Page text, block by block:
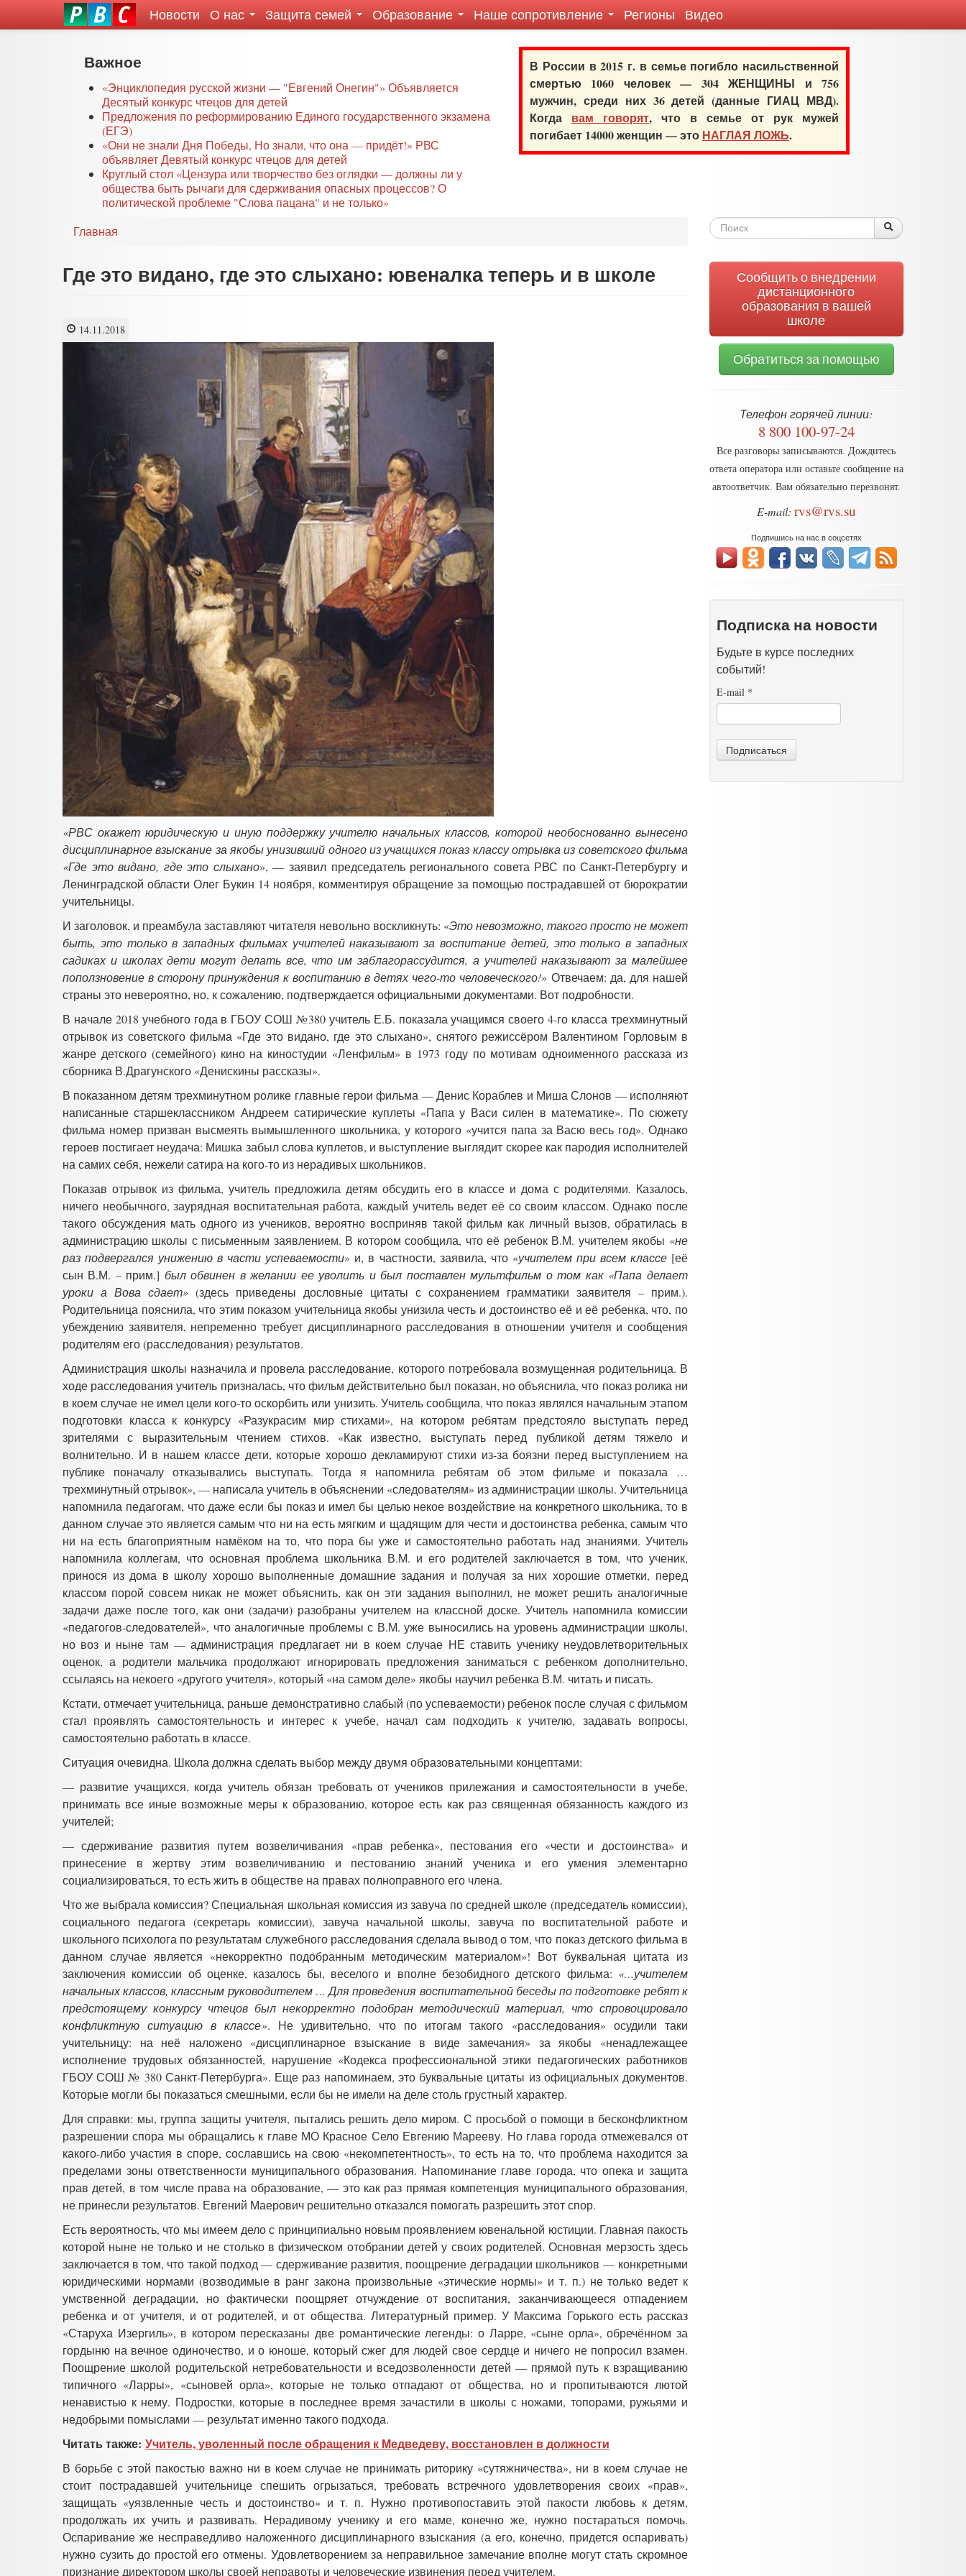
Новости О нас Защита семей Образование Наше сопротивление Регионы Видео
Важное
«Энциклопедия русской жизни — "Евгений Онегин"» Объявляется
Десятый конкурс чтецов для детей
Предложения по реформированию Единого государственного экзамена
(ЕГЭ)
«Они не знали Дня Победы, Но знали, что она — придёт!» РВС
объявляет Девятый конкурс чтецов для детей
Круглый стол «Цензура или творчество без оглядки — должны ли у
общества быть рычаги для сдерживания опасных процессов? О
политической проблеме "Слова пацана" и не только»
В России в 2015 г. в семье погибло насильственной
смертью 1060 человек — 304 ЖЕНЩИНЫ и 756
мужчин, среди них 36 детей (данные ГИАЦ МВД).
Когда вам говорят, что в семье от рук мужей
погибает 14000 женщин — это НАГЛАЯ ЛОЖЬ.
Главная
Где это видано, где это слыхано: ювеналка теперь и в школе
14.11.2018
«РВС окажет юридическую и иную поддержку учителю начальных классов, которой необоснованно вынесено
дисциплинарное взыскание за якобы унизивший одного из учащихся показ классу отрывка из советского фильма
«Где это видано, где это слыхано»,— заявил председатель регионального совета РВС по Санкт-Петербургу и
Ленинградской области Олег Букин 14 ноября, комментируя обращение за помощью пострадавшей от бюрократии
учительницы.
И заголовок, и преамбула заставляют читателя невольно воскликнуть: «Это невозможно, такого просто не может
быть, это только в западных фильмах учителей наказывают за воспитание детей, это только в западных
садиках и школах дети могут делать все, что им заблагорассудится, а учителей наказывают за малейшее
поползновение в сторону принуждения к воспитанию в детях чего-то человеческого!» Отвечаем: да, для нашей
страны это невероятно, но, к сожалению, подтверждается официальными документами. Вот подробности.
В начале 2018 учебного года в ГБОУ СОШ №380 учитель Е.Б. показала учащимся своего 4-го класса трехминутный
отрывок из советского фильма «Где это видано, где это слыхано», снятого режиссёром Валентином Горловым в
жанре детского (семейного) кино на киностудии «Ленфильм» в 1973 году по мотивам одноименного рассказа из
сборника В.Драгунского «Денискины рассказы».
В показанном детям трехминутном ролике главные герои фильма — Денис Кораблев и Миша Слонов — исполняют
написанные старшеклассником Андреем сатирические куплеты «Папа у Васи силен в математике». По сюжету
фильма номер призван высмеять вымышленного школьника, у которого «учится папа за Васю весь год». Однако
героев постигает неудача: Мишка забыл слова куплетов, и выступление выглядит скорее как пародия исполнителей
на самих себя, нежели сатира на кого-то из нерадивых школьников.
Показав отрывок из фильма, учитель предложила детям обсудить его в классе и дома с родителями. Казалось,
ничего необычного, заурядная воспитательная работа, каждый учитель ведет её со своим классом. Однако после
такого обсуждения мать одного из учеников, вероятно восприняв такой фильм как личный вызов, обратилась в
администрацию школы с письменным заявлением. В котором сообщила, что её ребенок В.М. учителем якобы «не
раз подвергался унижению в части успеваемости» и, в частности, заявила, что «учителем при всем классе[её
сын В.М. – прим.] был обвинен в желании ее уволить и был поставлен мультфильм о том как «Папа делает
уроки а Вова сдает» (здесь приведены дословные цитаты с сохранением грамматики заявителя – прим.).
Родительница пояснила, что этим показом учительница якобы унизила честь и достоинство её и её ребенка, что, по
убеждению заявителя, непременно требует дисциплинарного расследования в отношении учителя и сообщения
родителям его (расследования) результатов.
Администрация школы назначила и провела расследование, которого потребовала возмущенная родительница. В
ходе расследования учитель призналась, что фильм действительно был показан, но объяснила, что показ ролика ни
в коем случае не имел цели кого-то оскорбить или унизить. Учитель сообщила, что показ являлся начальным этапом
подготовки класса к конкурсу «Разукрасим мир стихами», на котором ребятам предстояло выступать перед
зрителями с выразительным чтением стихов. «Как известно, выступать перед публикой детям тяжело и
волнительно. И в нашем классе дети, которые хорошо декламируют стихи из-за боязни перед выступлением на
публике поначалу отказывались выступать. Тогда я напомнила ребятам об этом фильме и показала …
трехминутный отрывок», — написала учитель в объяснении «следователям» из администрации школы. Учительница
напомнила педагогам, что даже если бы показ и имел бы целью некое воздействие на конкретного школьника, то в
данном случае это является самым что ни на есть мягким и щадящим для чести и достоинства ребенка, самым что
ни на есть благоприятным намёком на то, что пора бы уже и самостоятельно работать над знаниями. Учитель
напомнила коллегам, что основная проблема школьника В.М. и его родителей заключается в том, что ученик,
принося из дома в школу хорошо выполненные домашние задания и получая за них хорошие отметки, перед
классом порой совсем никак не может объяснить, как он эти задания выполнил, не может решить аналогичные
задачи даже после того, как они (задачи) разобраны учителем на классной доске. Учитель напомнила комиссии
«педагогов-следователей», что аналогичные проблемы с В.М. уже выносились на уровень администрации школы,
но воз и ныне там — администрация предлагает ни в коем случае НЕ ставить ученику неудовлетворительных
оценок, а родители мальчика продолжают игнорировать предложения заниматься с ребенком дополнительно,
ссылаясь на некоего «другого учителя», который «на самом деле» якобы научил ребенка В.М. читать и писать.
Кстати, отмечает учительница, раньше демонстративно слабый (по успеваемости) ребенок после случая с фильмом
стал проявлять самостоятельность и интерес к учебе, начал сам подходить к учителю, задавать вопросы,
самостоятельно работать в классе.
Ситуация очевидна. Школа должна сделать выбор между двумя образовательными концептами:
— развитие учащихся, когда учитель обязан требовать от учеников прилежания и самостоятельности в учебе,
принимать все иные возможные меры к образованию, которое есть как раз священная обязанность каждого из
учителей;
— сдерживание развития путем возвеличивания «прав ребенка», пестования его «чести и достоинства» и
принесение в жертву этим возвеличиванию и пестованию знаний ученика и его умения элементарно
социализироваться, то есть жить в обществе на правах полноправного его члена.
Что же выбрала комиссия? Специальная школьная комиссия из завуча по средней школе (председатель комиссии),
социального педагога (секретарь комиссии), завуча начальной школы, завуча по воспитательной работе и
школьного психолога по результатам служебного расследования сделала вывод о том, что показ детского фильма в
данном случае является «некорректно подобранным методическим материалом»! Вот буквальная цитата из
заключения комиссии об оценке, казалось бы, веселого и вполне безобидного детского фильма: «…учителем
начальных классов, классным руководителем … Для проведения воспитательной беседы по подготовке ребят к
предстоящему конкурсу чтецов был некорректно подобран методический материал, что спровоцировало
конфликтную ситуацию в классе». Не удивительно, что по итогам такого «расследования» осудили таки
учительницу: на неё наложено «дисциплинарное взыскание в виде замечания» за якобы «ненадлежащее
исполнение трудовых обязанностей, нарушение «Кодекса профессиональной этики педагогических работников
ГБОУ СОШ № 380 Санкт-Петербурга». Еще раз напоминаем, это буквальные цитаты из официальных документов.
Которые могли бы показаться смешными, если бы не имели на деле столь грустный характер.
Для справки: мы, группа защиты учителя, пытались решить дело миром. С просьбой о помощи в бесконфликтном
разрешении спора мы обращались к главе МО Красное Село Евгению Марееву. Но глава города отмежевался от
какого-либо участия в споре, сославшись на свою «некомпетентность», то есть на то, что проблема находится за
пределами зоны ответственности муниципального образования. Напоминание главе города, что опека и защита
прав детей, в том числе права на образование,— это как раз прямая компетенция муниципального образования,
не принесли результатов. Евгений Маерович решительно отказался помогать разрешить этот спор.
Есть вероятность, что мы имеем дело с принципиально новым проявлением ювенальной юстиции. Главная пакость
которой ныне не только и не столько в физическом отобрании детей у своих родителей. Основная мерзость здесь
заключается в том, что такой подход —сдерживание развития, поощрение деградации школьников — конкретными
юридическими нормами (возводимые в ранг закона произвольные «этические нормы» и т. п.) не только ведет к
умственной деградации, но фактически поощряет отчуждение от воспитания, заканчивающееся отпадением
ребенка и от учителя, и от родителей, и от общества. Литературный пример. У Максима Горького есть рассказ
«Старуха Изергиль», в котором пересказаны две романтические легенды: о Ларре, «сыне орла», обречённом за
гордыню на вечное одиночество, и о юноше, который сжег для людей свое сердце и ничего не попросил взамен.
Поощрение школой родительской нетребовательности и вседозволенности детей —прямой путь к взращиванию
типичного «Ларры», «сыновей орла», которые не только отпадают от общества, но и пропитываются лютой
ненавистью к нему. Подростки, которые в последнее время зачастили в школы с ножами, топорами, ружьями и
недобрыми помыслами — результат именно такого подхода.
Читать также: Учитель, уволенный после обращения к Медведеву, восстановлен в должности
В борьбе с этой пакостью важно ни в коем случае не принимать риторику «сутяжничества», ни в коем случае не
стоит пострадавшей учительнице спешить огрызаться, требовать встречного удовлетворения своих «прав»,
защищать «уязвленные честь и достоинство» и т. п. Нужно противопоставить этой пакости любовь к детям,
продолжать их учить и развивать. Нерадивому ученику и его маме, конечно же, нужно постараться помочь.
Оспаривание же несправедливо наложенного дисциплинарного взыскания (а его, конечно, придется оспаривать)
нужно сузить до простой его отмены. Удовлетворением за неправильное замечание вполне могут стать скромное
признание директором школы своей неправоты и человеческие извинения перед учителем.
Форма
Поиск
Сообщить о внедрении
дистанционного
образования в вашей
школе
Обратиться за помощью
Телефон горячей линии:
8 800 100-97-24
Все разговоры записываются. Дождитесь
ответа оператора или оставьте сообщение на
автоответчик. Вам обязательно перезвонят.
E-mail: rvs@rvs.su
Подпишись на нас в соцсетях
Подписка на новости
Будьте в курсе последних
событий!
E-mail *
Подписаться